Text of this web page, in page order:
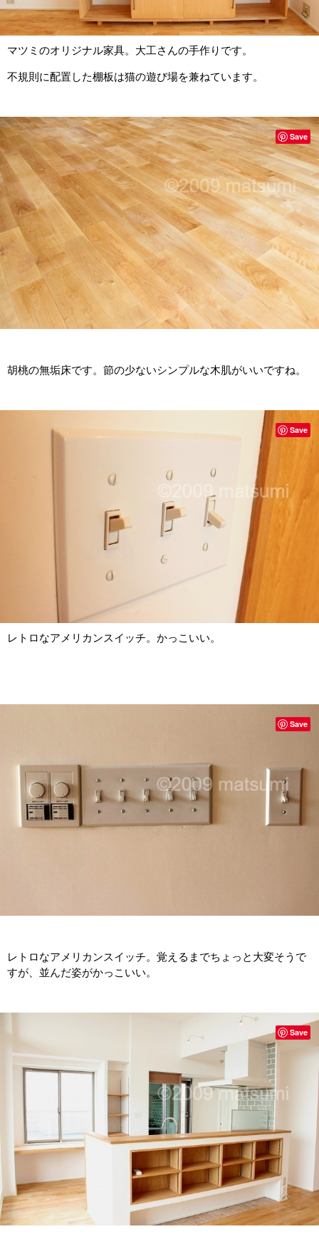
マツミのオリジナル家具。大工さんの手作りです。
不規則に配置した棚板は猫の遊び場を兼ねています。
胡桃の無垢床です。節の少ないシンプルな木肌がいいですね。
Save
レトロなアメリカンスイッチ。かっこいい。
Save
レトロなアメリカンスイッチ。覚えるまでちょっと大変そうで
すが、並んだ姿がかっこいい。
Save
Save